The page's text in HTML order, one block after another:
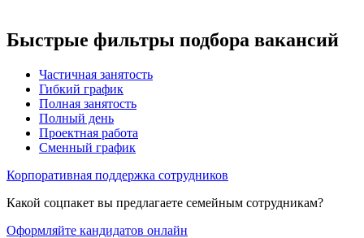
Быстрые фильтры подбора вакансий
Частичная занятость
Гибкий график
Полная занятость
Полный день
Проектная работа
Сменный график
Корпоративная поддержка сотрудников
Какой соцпакет вы предлагаете семейным сотрудникам?
Оформляйте кандидатов онлайн